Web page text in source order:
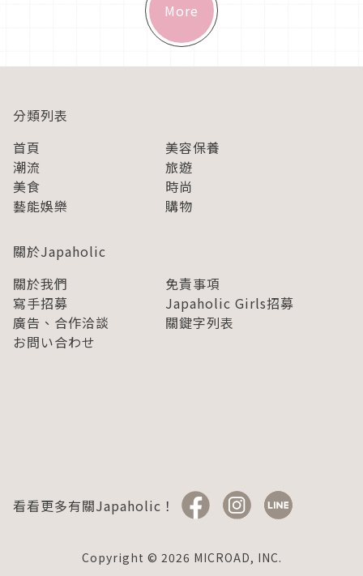
More
分類列表
首頁
美容保養
潮流
旅遊
美食
時尚
藝能娛樂
購物
關於Japaholic
關於我們
免責事項
寫手招募
Japaholic Girls招募
廣告、合作洽談
關鍵字列表
お問い合わせ
看看更多有關Japaholic！
Copyright © 2026 MICROAD, INC.